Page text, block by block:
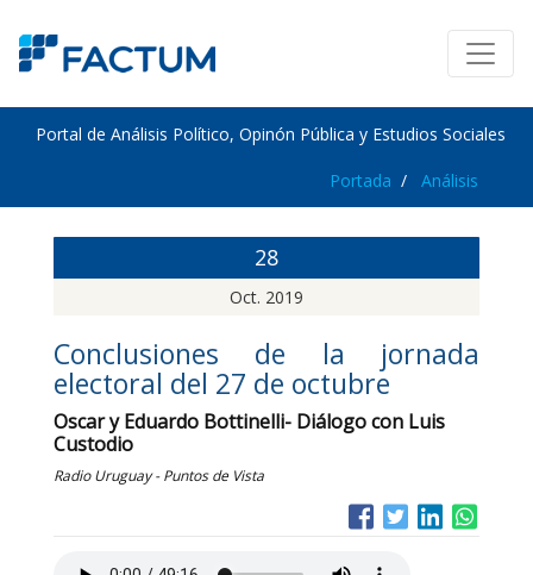
Portal de Análisis Político, Opinón Pública y Estudios Sociales
Portada Análisis
28
Oct. 2019
Conclusiones de la jornada
electoral del 27 de octubre
Oscar y Eduardo Bottinelli- Diálogo con Luis
Custodio
Radio Uruguay - Puntos de Vista